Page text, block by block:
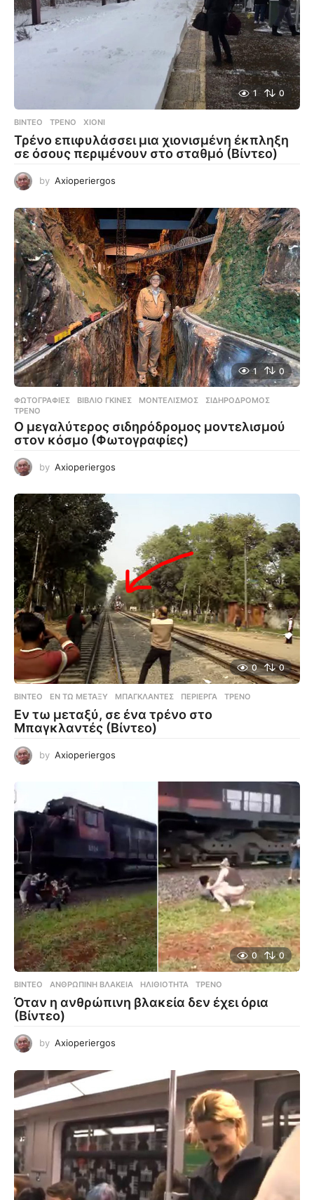
1 0
ΒΊΝΤΕΟ ΤΡΈΝΟ ,ΧΙΌΝΙ
Τρένο επιφυλάσσει μια χιονισμένη έκπληξη
σε όσους περιμένουν στο σταθμό (Βίντεο)
by Axioperiergos
1 0
ΦΩΤΟΓΡΑΦΊΕΣ ΒΙΒΛΊΟ ΓΚΊΝΕΣ ,ΜΟΝΤΕΛΙΣΜΌΣ ,ΣΙΔΗΡΌΔΡΟΜΟΣ
ΤΡΈΝΟ
Ο μεγαλύτερος σιδηρόδρομος μοντελισμού
στον κόσμο (Φωτογραφίες)
by Axioperiergos
0 0
ΒΊΝΤΕΟ ΕΝ ΤΩ ΜΕΤΑΞΎ ,ΜΠΑΓΚΛΑΝΤΈΣ ,ΠΕΡΊΕΡΓΑ ,ΤΡΈΝΟ
Εν τω μεταξύ, σε ένα τρένο στο
Μπαγκλαντές (Βίντεο)
by Axioperiergos
0 0
ΒΊΝΤΕΟ ΑΝΘΡΏΠΙΝΗ ΒΛΑΚΕΊΑ ,ΗΛΙΘΙΌΤΗΤΑ ,ΤΡΈΝΟ
Όταν η ανθρώπινη βλακεία δεν έχει όρια
(Βίντεο)
by Axioperiergos